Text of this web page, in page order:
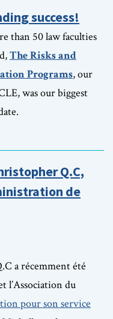
success!
than 50 law faculties
The Risks and
Programs, our
was our biggest
Q.C,
de
a récemment été
l’Association du
pour son service